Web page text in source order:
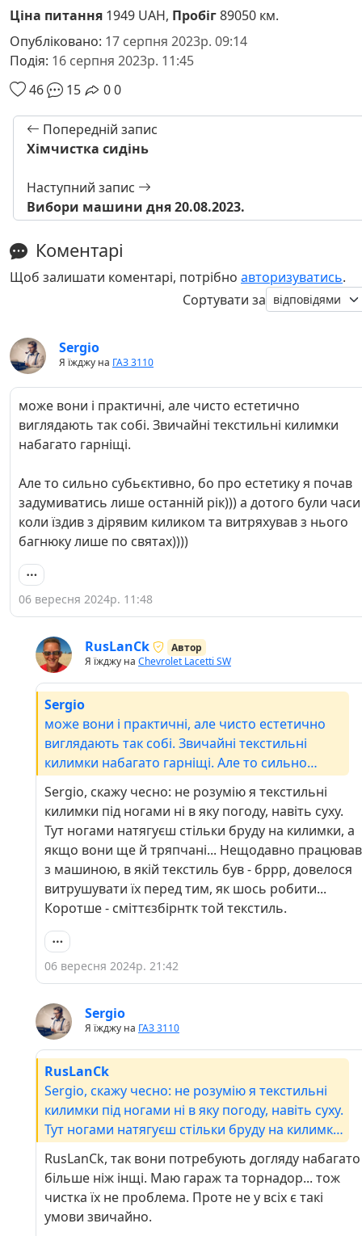
Ціна питання 1949 UAH, Пробіг89050 км.
Опубліковано: 17 серпня 2023р. 09:14
Подія: 16 серпня 2023р. 11:45
46
15 00
Попередній запис
Хімчистка сидінь
Наступний запис
Вибори машини дня 20.08.2023.
Коментарі
Щоб залишати коментарі, потрібно авторизуватись.
Сортувати за
Sergio
Я їжджу на ГАЗ 3110
може вони і практичні, але чисто естетично
виглядають так собі. Звичайні текстильні килимки
набагато гарніщі.
Але то сильно субьєктивно, бо про естетику я почав
задумиватись лише останній рік))) а дотого були часи
коли їздив з дірявим киликом та витряхував з нього
багнюку лише по святах))))
06 вересня 2024р. 11:48
RusLanCk
Автор
Я їжджу на Chevrolet Lacetti SW
Sergio
може вони і практичні, але чисто естетично
виглядають так собі. Звичайні текстильні
килимки набагато гарніщі. Але то сильно
задумиватись лише останній рік))) а дотого
були часи коли їздив з дірявим киликом та
витряхував з нього багнюку лише по святах))))
Sergio, скажу чесно: не розумію я текстильні
килимки під ногами ні в яку погоду, навіть суху.
Тут ногами натягуєш стільки бруду на килимки, а
якщо вони ще й тряпчані... Нещодавно працював
з машиною, в якій текстиль був - бррр, довелося
витрушувати їх перед тим, як шось робити...
Коротше - сміттєзбірнтк той текстиль.
06 вересня 2024р. 21:42
Sergio
Я їжджу на ГАЗ 3110
RusLanCk
Sergio, скажу чесно: не розумію я текстильні
килимки під ногами ні в яку погоду, навіть суху.
Тут ногами натягуєш стільки бруду на килимки,
а якщо вони ще й тряпчані... Нещодавно
працював з машиною, в якій текстиль був -
бррр, довелося витрушувати їх перед тим, як
шось робити... Коротше - сміттєзбірнтк той
текстиль.
RusLanCk, так вони потребують догляду набагато
більше ніж інщі. Маю гараж та торнадор... тож
чистка їх не проблема. Проте не у всіх є такі
умови звичайно.